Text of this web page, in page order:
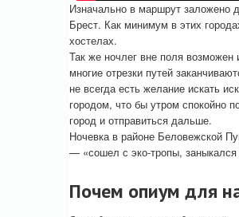
Изначально в маршрут заложено
Брест. Как минимум в этих
хостелах.
Так же ночлег вне поля
многие отрезки путей
не всегда есть желание искать
городом, что бы утром спокойно
город и отправиться дальше.
Ночевка в районе Беловежской
— «сошел с эко-тропы, заныкался
Почем опиум для